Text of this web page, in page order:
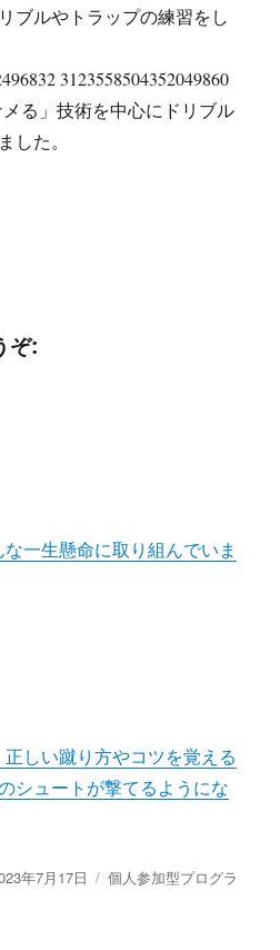
ぞ:
一生懸命に取り組んでいま
しい蹴り方やコツを覚える
シュートが撃てるようにな
年7月17日
カ
個人参加型プログラ